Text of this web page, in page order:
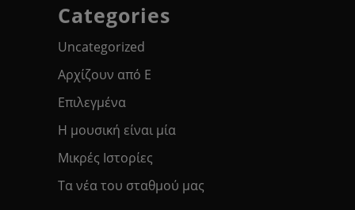
Categories
Uncategorized
Αρχίζουν από Ε
Επιλεγμένα
Η μουσική είναι μία
Μικρές Ιστορίες
Τα νέα του σταθμού μας